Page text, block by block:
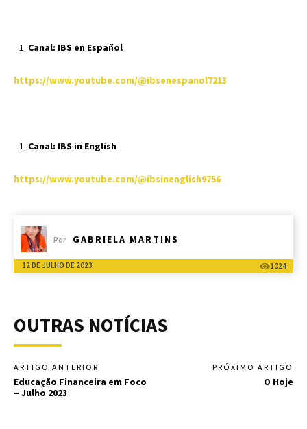
Canal: IBS en Español
https://www.youtube.com/@ibsenespanol7213
Canal: IBS in English
https://www.youtube.com/@ibsinenglish9756
Por GABRIELA MARTINS
12 DE JULHO DE 2023 1024
OUTRAS NOTÍCIAS
ARTIGO ANTERIOR
Educação Financeira em Foco
– Julho 2023
PRÓXIMO ARTIGO
O Hoje